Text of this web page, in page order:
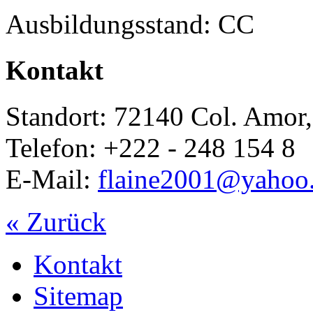
Ausbildungsstand: CC
Kontakt
Standort: 72140 Col.
Telefon: +222 - 248 154 8
E-Mail:
« Zurück
Kontakt
Sitemap